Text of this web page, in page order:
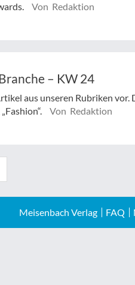
Von Redaktion
– KW 24
aus unseren Rubriken vor.
Von Redaktion
Meisenbach Verlag FAQ